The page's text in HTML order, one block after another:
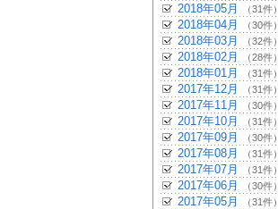
2018年05月 （31件）
2018年04月 （30件）
2018年03月 （32件）
2018年02月 （28件）
2018年01月 （31件）
2017年12月 （31件）
2017年11月 （30件）
2017年10月 （31件）
2017年09月 （30件）
2017年08月 （31件）
2017年07月 （31件）
2017年06月 （30件）
2017年05月 （31件）